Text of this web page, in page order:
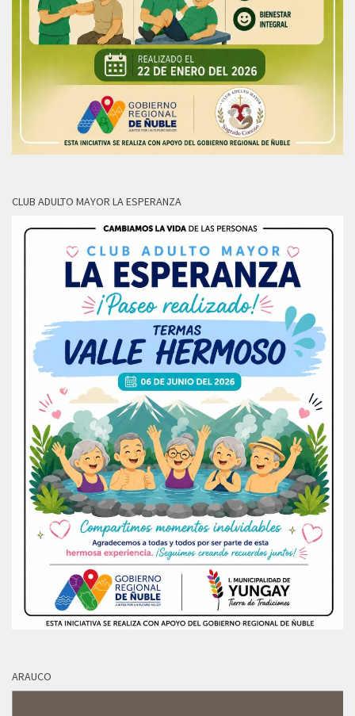
CLUB ADULTO MAYOR LA ESPERANZA
ARAUCO